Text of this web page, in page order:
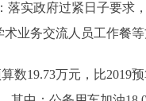
实政府过紧日子要求
业务交流人员工作餐等
19.73万元，比2019预